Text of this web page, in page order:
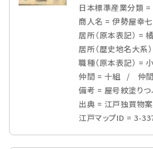
日本標準産業分類 =
商人名 = 伊勢屋幸七
居所（原本表記） =
居所（歴史地名大系
職種（原本表記） =
仲間 = 十組
仲
備考 = 屋号紋塗りつ
出典 = 江戸独買物
江戸マップID = 3-